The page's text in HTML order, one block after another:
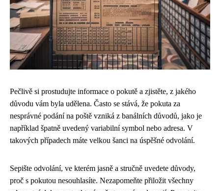
Pečlivě si prostudujte informace o pokutě a zjistěte, z jakého
důvodu vám byla udělena. Často se stává, že pokuta za
nesprávné podání na poště vzniká z banálních důvodů, jako je
například špatně uvedený variabilní symbol nebo adresa. V
takových případech máte velkou šanci na úspěšné odvolání.
Sepište odvolání, ve kterém jasně a stručně uvedete důvody,
proč s pokutou nesouhlasíte. Nezapomeňte přiložit všechny